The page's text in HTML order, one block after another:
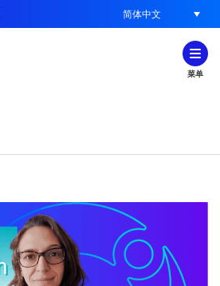
简体中文
菜单